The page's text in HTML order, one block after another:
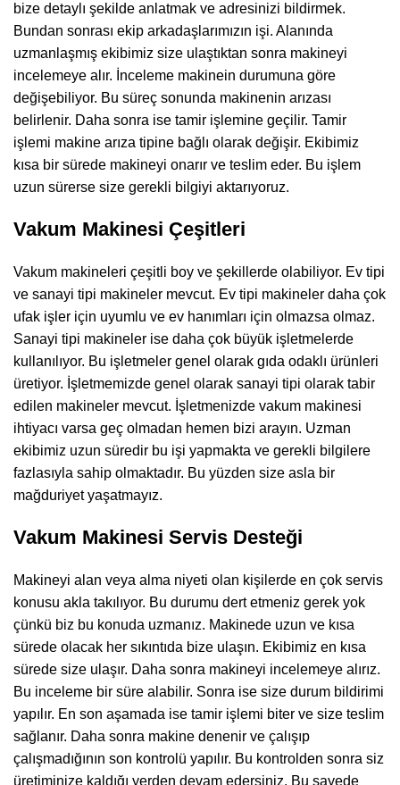
bize detaylı şekilde anlatmak ve adresinizi bildirmek.
Bundan sonrası ekip arkadaşlarımızın işi. Alanında
uzmanlaşmış ekibimiz size ulaştıktan sonra makineyi
incelemeye alır. İnceleme makinein durumuna göre
değişebiliyor. Bu süreç sonunda makinenin arızası
belirlenir. Daha sonra ise tamir işlemine geçilir. Tamir
işlemi makine arıza tipine bağlı olarak değişir. Ekibimiz
kısa bir sürede makineyi onarır ve teslim eder. Bu işlem
uzun sürerse size gerekli bilgiyi aktarıyoruz.
Vakum Makinesi Çeşitleri
Vakum makineleri çeşitli boy ve şekillerde olabiliyor. Ev tipi
ve sanayi tipi makineler mevcut. Ev tipi makineler daha çok
ufak işler için uyumlu ve ev hanımları için olmazsa olmaz.
Sanayi tipi makineler ise daha çok büyük işletmelerde
kullanılıyor. Bu işletmeler genel olarak gıda odaklı ürünleri
üretiyor. İşletmemizde genel olarak sanayi tipi olarak tabir
edilen makineler mevcut. İşletmenizde vakum makinesi
ihtiyacı varsa geç olmadan hemen bizi arayın. Uzman
ekibimiz uzun süredir bu işi yapmakta ve gerekli bilgilere
fazlasıyla sahip olmaktadır. Bu yüzden size asla bir
mağduriyet yaşatmayız.
Vakum Makinesi Servis Desteği
Makineyi alan veya alma niyeti olan kişilerde en çok servis
konusu akla takılıyor. Bu durumu dert etmeniz gerek yok
çünkü biz bu konuda uzmanız. Makinede uzun ve kısa
sürede olacak her sıkıntıda bize ulaşın. Ekibimiz en kısa
sürede size ulaşır. Daha sonra makineyi incelemeye alırız.
Bu inceleme bir süre alabilir. Sonra ise size durum bildirimi
yapılır. En son aşamada ise tamir işlemi biter ve size teslim
sağlanır. Daha sonra makine denenir ve çalışıp
çalışmadığının son kontrolü yapılır. Bu kontrolden sonra siz
üretiminize kaldığı yerden devam edersiniz. Bu sayede